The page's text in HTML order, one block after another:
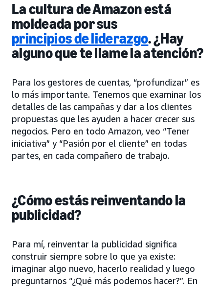
La cultura de Amazon está
moldeada por sus
principios de liderazgo. ¿Hay
alguno que te llame la atención?
Para los gestores de cuentas, “profundizar” es
lo más importante. Tenemos que examinar los
detalles de las campañas y dar a los clientes
propuestas que les ayuden a hacer crecer sus
negocios. Pero en todo Amazon, veo “Tener
iniciativa” y “Pasión por el cliente” en todas
partes, en cada compañero de trabajo.
¿Cómo estás reinventando la
publicidad?
Para mí, reinventar la publicidad significa
construir siempre sobre lo que ya existe:
imaginar algo nuevo, hacerlo realidad y luego
preguntarnos “¿Qué más podemos hacer?”. En